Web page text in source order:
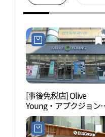
[事後免税店] Olive
Young・アプクジョン
（狎鴎亭）ロデオ店(올
리브영 압구정로데오점)